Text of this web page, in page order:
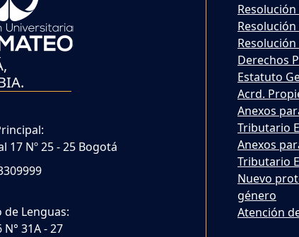
17 Nº 25 - 25 Bogotá
de Lenguas:
31A - 27
Derechos
Estatuto
Acrd.
Anexos
Tributario
Anexos
Tributario
Nuevo
género
Atención